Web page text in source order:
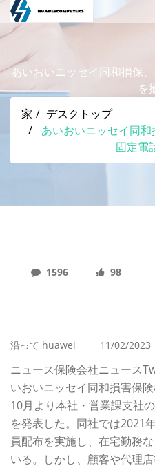
あいおいニッセイ同和損保
を
家
デスクトップ
あいおいニッセイ同
固定電
1596 98
沿って huawei 11/02/2023
ニュース保険会社ニュース
いおいニッセイ同和損害保
10月より本社・営業課支社
を発表した。同社では2021
員配布を実施し、在宅勤務
いる。しかし、顧客や代理